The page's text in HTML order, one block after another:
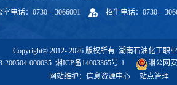
室电话：0730－3066001 招生电话：0730－
Copyright© 2012- 2026 版权所有: 湖南石油化工职
200504-000035 湘ICP备14003365号-1
湘公网
网站维护：信息资源中心
站点管理